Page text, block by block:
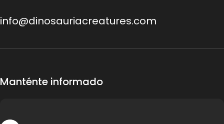
info@dinosauriacreatures.com
Manténte informado